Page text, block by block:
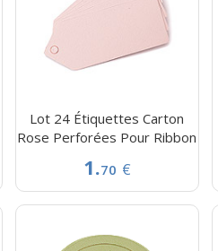
Lot 24 Étiquettes Carton
Rose Perforées Pour Ribbon
1.70 €